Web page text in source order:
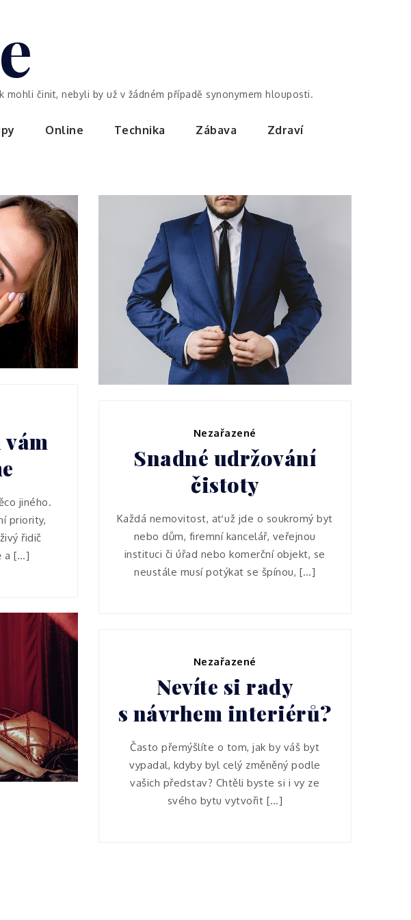
činit, nebyli by už v žádném případě synonymem hlouposti.
Online Technika Zábava Zdraví
a
Patero
úspěšného
businessmana
vám
jiného.
priority,
řidič
a […]
Nezařazené
Snadné udržování
čistoty
Každá nemovitost, ať už jde o soukromý byt
nebo dům, firemní kancelář, veřejnou
instituci či úřad nebo komerční objekt, se
neustále musí potýkat se špínou, […]
Nezařazené
Nevíte si rady
s návrhem interiérů?
Často přemýšlíte o tom, jak by váš byt
vypadal, kdyby byl celý změněný podle
vašich představ? Chtěli byste si i vy ze
svého bytu vytvořit […]